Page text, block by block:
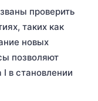
проверить
таких как
новых
позволяют
в становлении